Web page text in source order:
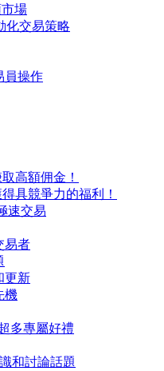
場
化交易策略
員操作
高額佣金！
具競爭力的福利！
速交易
易者
更新
機
多專屬好禮
和討論話題